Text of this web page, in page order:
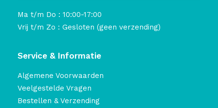
Ma t/m Do : 10:00-17:00
Vrij t/m Zo : Gesloten (geen verzending)
Service & Informatie
Algemene Voorwaarden
Veelgestelde Vragen
Bestellen & Verzending